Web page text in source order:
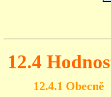
12.4
12.4.1 Obecně